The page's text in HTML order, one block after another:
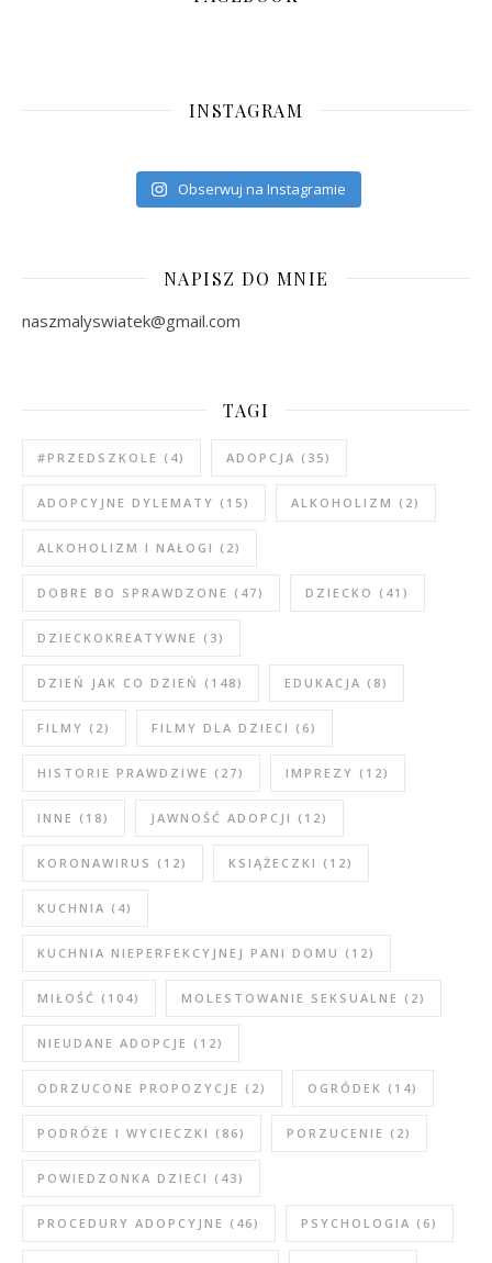
INSTAGRAM
Obserwuj na Instagramie
NAPISZ DO MNIE
naszmalyswiatek@gmail.com
TAGI
#PRZEDSZKOLE (4) ADOPCJA (35)
ADOPCYJNE DYLEMATY (15) ALKOHOLIZM (2)
ALKOHOLIZM I NAŁOGI (2)
DOBRE BO SPRAWDZONE (47) DZIECKO (41)
DZIECKOKREATYWNE (3)
DZIEŃ JAK CO DZIEŃ (148) EDUKACJA (8)
FILMY (2) FILMY DLA DZIECI (6)
HISTORIE PRAWDZIWE (27) IMPREZY (12)
INNE (18) JAWNOŚĆ ADOPCJI (12)
KORONAWIRUS (12) KSIĄŻECZKI (12)
KUCHNIA (4)
KUCHNIA NIEPERFEKCYJNEJ PANI DOMU (12)
MIŁOŚĆ (104) MOLESTOWANIE SEKSUALNE (2)
NIEUDANE ADOPCJE (12)
ODRZUCONE PROPOZYCJE (2) OGRÓDEK (14)
PODRÓŻE I WYCIECZKI (86) PORZUCENIE (2)
POWIEDZONKA DZIECI (43)
PROCEDURY ADOPCYJNE (46) PSYCHOLOGIA (6)